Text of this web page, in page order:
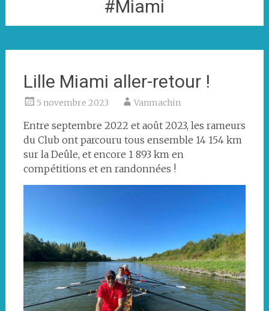
#Miami
Lille Miami aller-retour !
5 novembre 2023 Vanmachin
Entre septembre 2022 et août 2023, les rameurs
du Club ont parcouru tous ensemble 14 154 km
sur la Deûle, et encore 1 893 km en
compétitions et en randonnées !